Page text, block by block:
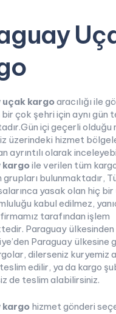
uçak kargoaracılığı ile
bir çok şehri için aynı gün
içi geçerli olduğu
üzerindeki hizmet
ayrıntılı olarak
kargoile verilen tüm
bulunmaktadır,
yasak olan hiç
kabul edilmez,
tarafından işlem
Paraguay ülkesinden
Paraguay ülkesine
dilerseniz kuryemiz
edilir, ya da kargo
de teslim alabilirsiniz.
kargo hizmet gönderi